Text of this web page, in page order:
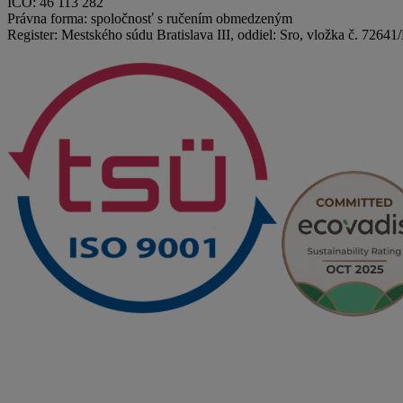
Právna forma: spoločnosť s ručením obmedzeným
Register: Mestského súdu Bratislava III, oddiel: Sro, vložka č.